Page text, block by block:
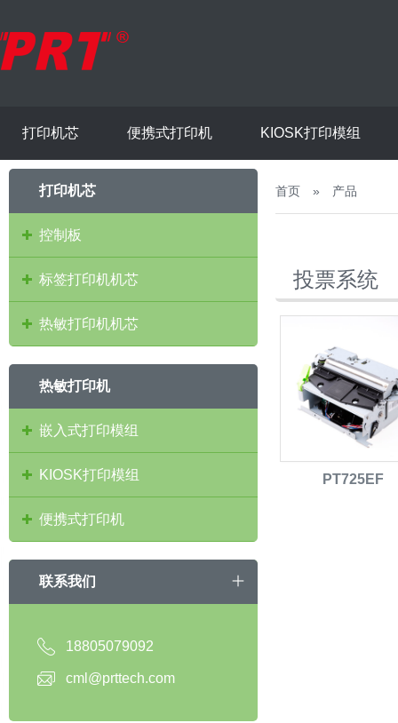
打印机芯 便携式打印机 KIOSK打印模组
打印机芯
控制板
标签打印机机芯
热敏打印机机芯
热敏打印机
嵌入式打印模组
KIOSK打印模组
便携式打印机
联系我们
18805079092
cml@prttech.com
首页 » 产品
投票系统
PT725EF